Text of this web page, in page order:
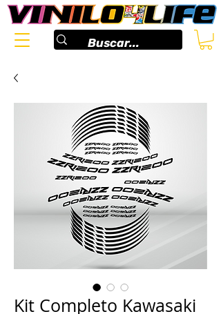
Kit Completo Kawasaki